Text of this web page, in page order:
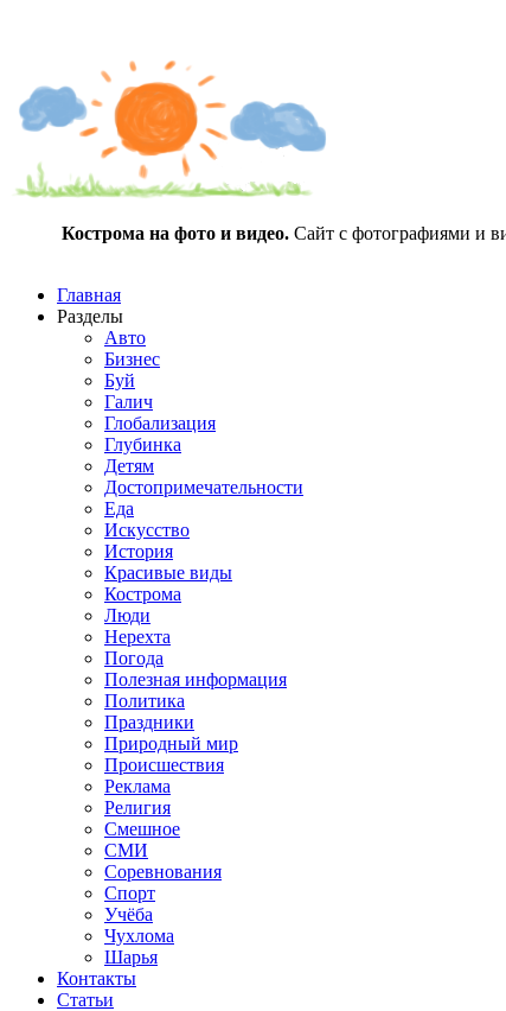
Кострома на фото и видео. Сайт с фотографиями и
Главная
Разделы
Авто
Бизнес
Буй
Галич
Глобализация
Глубинка
Детям
Достопримечательности
Еда
Искусство
История
Красивые виды
Кострома
Люди
Нерехта
Погода
Полезная информация
Политика
Праздники
Природный мир
Происшествия
Реклама
Религия
Смешное
СМИ
Соревнования
Спорт
Учёба
Чухлома
Шарья
Контакты
Статьи